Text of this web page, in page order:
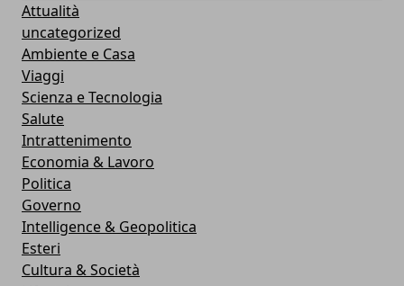
Attualità
uncategorized
Ambiente e Casa
Viaggi
Scienza e Tecnologia
Salute
Intrattenimento
Economia & Lavoro
Politica
Governo
Intelligence & Geopolitica
Esteri
Cultura & Società